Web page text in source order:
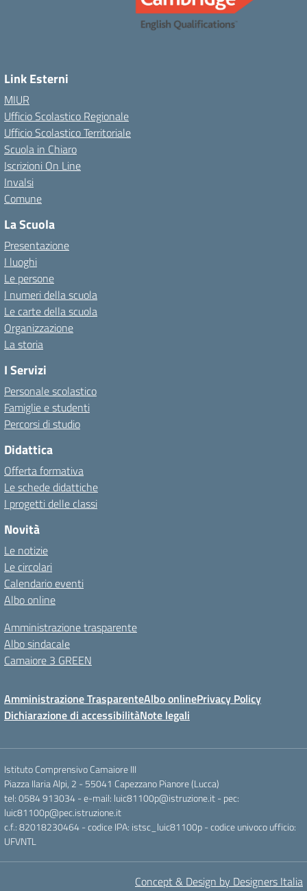
Link Esterni
MIUR
Ufficio Scolastico Regionale
Ufficio Scolastico Territoriale
Scuola in Chiaro
Iscrizioni On Line
Invalsi
Comune
La Scuola
Presentazione
I luoghi
Le persone
I numeri della scuola
Le carte della scuola
Organizzazione
La storia
I Servizi
Personale scolastico
Famiglie e studenti
Percorsi di studio
Didattica
Offerta formativa
Le schede didattiche
I progetti delle classi
Novità
Le notizie
Le circolari
Calendario eventi
Albo online
Amministrazione trasparente
Albo sindacale
Camaiore 3 GREEN
Amministrazione TrasparenteAlbo onlinePrivacy Policy
Dichiarazione di accessibilitàNote legali
Istituto Comprensivo Camaiore III
Piazza Ilaria Alpi, 2 - 55041 Capezzano Pianore (Lucca)
tel: 0584 913034 - e-mail: luic81100p@istruzione.it - pec:
luic81100p@pec.istruzione.it
c.f.: 82018230464 - codice IPA: istsc_luic81100p - codice univoco ufficio:
UFVNTL
Concept & Design by Designers Italia